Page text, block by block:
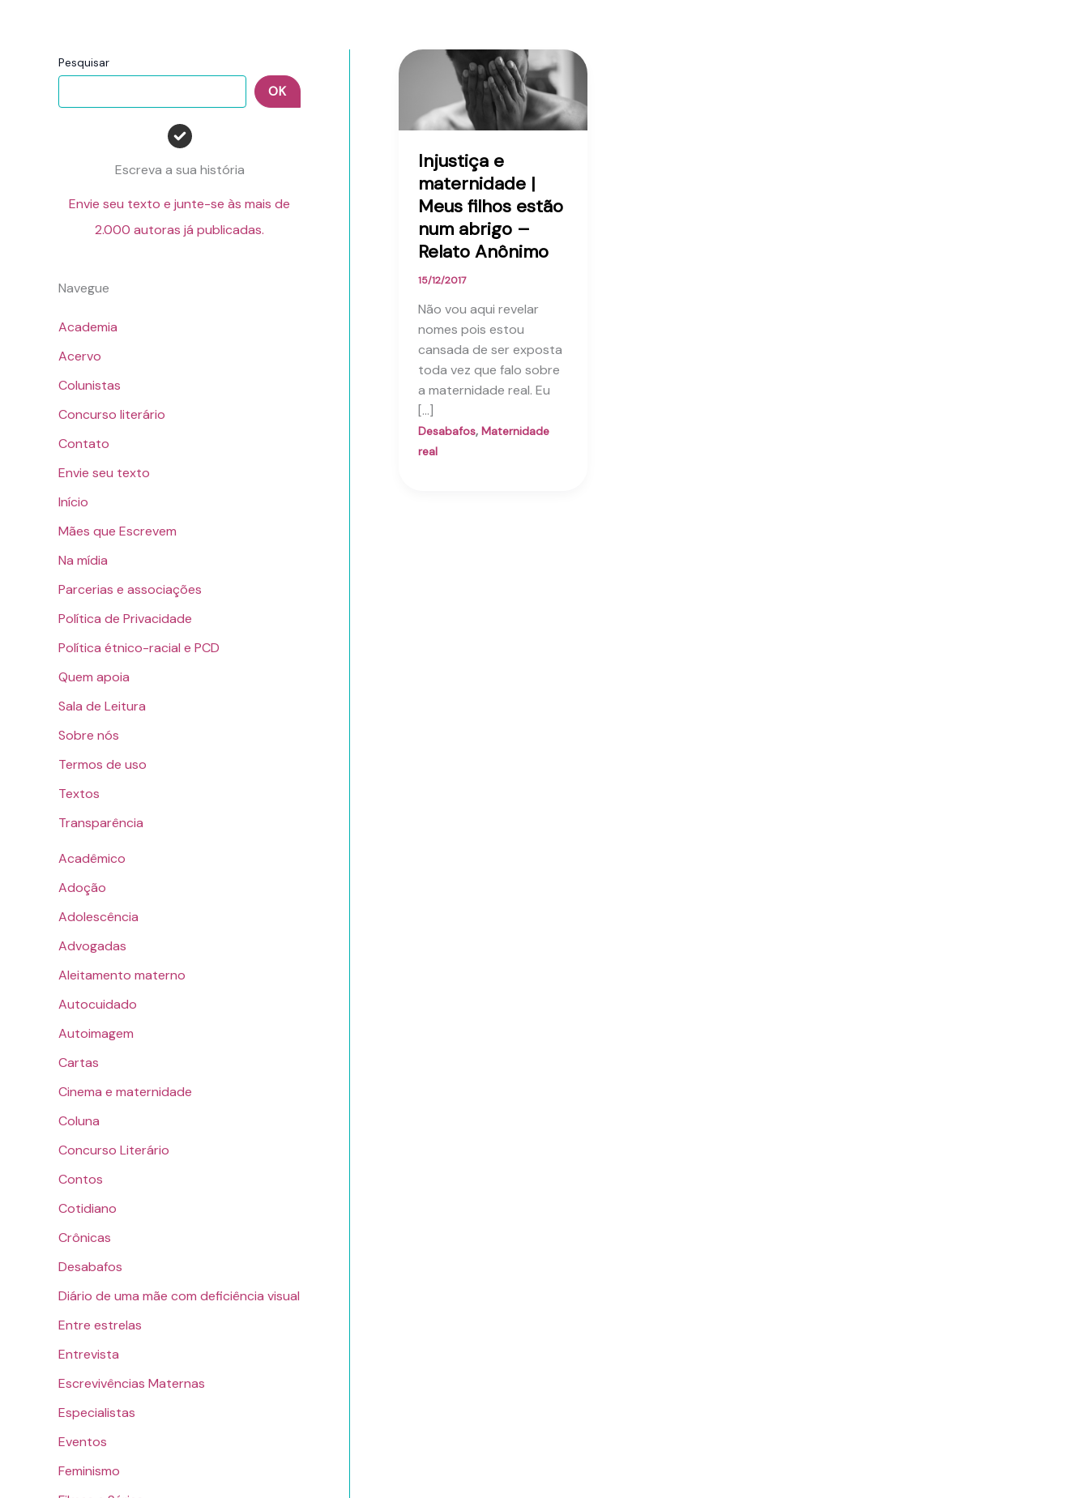
Pesquisar
OK
Escreva a sua história
Envie seu texto e junte-se às mais de
2.000 autoras já publicadas.
Navegue
Academia
Acervo
Colunistas
Concurso literário
Contato
Envie seu texto
Início
Mães que Escrevem
Na mídia
Parcerias e associações
Política de Privacidade
Política étnico-racial e PCD
Quem apoia
Sala de Leitura
Sobre nós
Termos de uso
Textos
Transparência
Acadêmico
Adoção
Adolescência
Advogadas
Aleitamento materno
Autocuidado
Autoimagem
Cartas
Cinema e maternidade
Coluna
Concurso Literário
Contos
Cotidiano
Crônicas
Desabafos
Diário de uma mãe com deficiência visual
Entre estrelas
Entrevista
Escrevivências Maternas
Especialistas
Eventos
Feminismo
Injustiça e
maternidade |
Meus filhos estão
num abrigo –
Relato Anônimo
15/12/2017
Não vou aqui revelar
nomes pois estou
cansada de ser exposta
toda vez que falo sobre
a maternidade real. Eu
[…]
Desabafos, Maternidade
real